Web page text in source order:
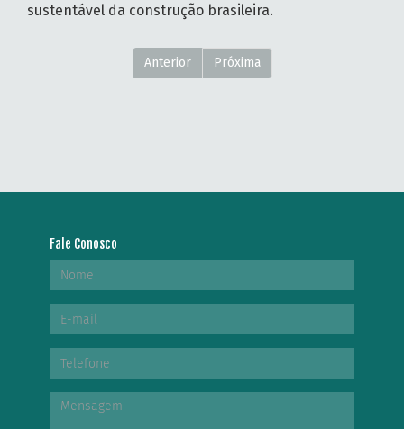
sustentável da construção brasileira.
Anterior Próxima
Fale Conosco